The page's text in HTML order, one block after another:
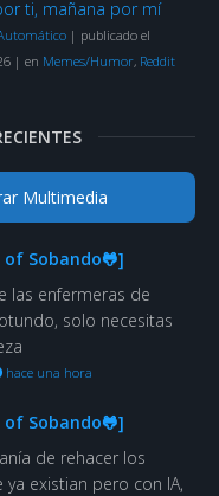
ti, mañana por mí
| publicado el
| en Memes/Humor, Reddit
Multimedia
of Sobando🐸]
las enfermeras de
solo necesitas
hace una hora
of Sobando🐸]
de rehacer los
existian pero con IA,